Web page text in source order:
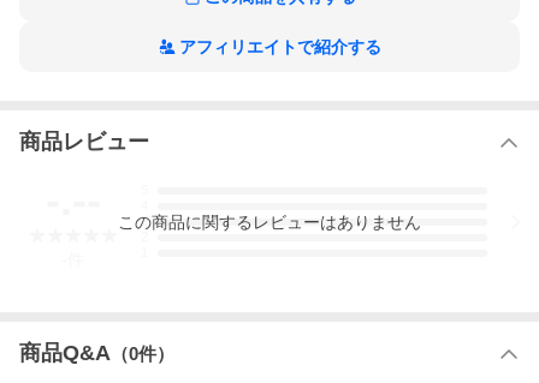
アフィリエイトで紹介する
商品レビュー
3
この商品に関するレビューはありません
商品Q&A （0件）